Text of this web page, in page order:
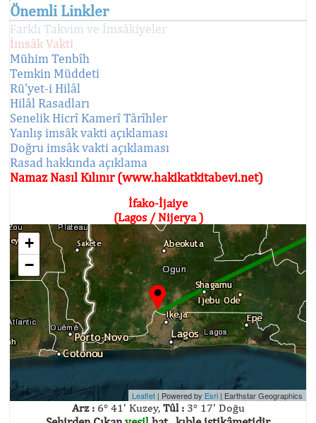
Önemli Linkler
Farklı Takvim ve İmsâkiyeler
İmsâk Vakti
Mühim Tenbîh
Temkin Müddeti
Rü'yet-i Hilâl
Hilâl Rasadları
Senelik Hicrî Kamerî Târîhler
Yanlış imsâk vakti açıklaması
Doğru imsâk vakti açıklaması
Rasad hakkında açıklama
Namaz Nasıl Kılınır (www.hakikatkitabevi.net)
İfako-İjaiye
(Lagos / Nijerya )
+
−
Leaflet | Powered by Esri | Earthstar Geographics
Arz :6° 41' Kuzey, Tûl :3° 17' Doğu